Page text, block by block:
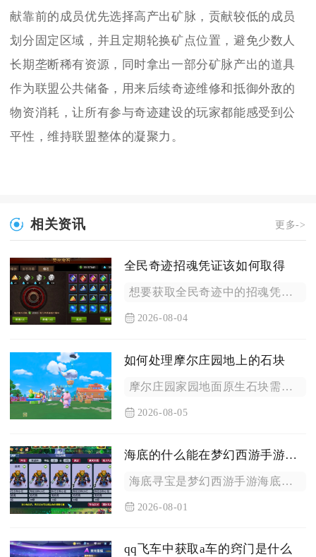
献靠前的成员优先选择高产出矿脉，贡献较低的成员
划分固定区域，并且定期轮换矿点位置，避免少数人
长期垄断稀有资源，同时拿出一部分矿脉产出的道具
作为联盟公共储备，用来后续奇迹维修和抵御外敌的
物资消耗，让所有参与奇迹建设的玩家都能感受到公
平性，维持联盟整体的凝聚力。
相关资讯 更多->
全民奇迹招魂凭证该如何取得
想要获取全民奇迹中的招魂凭证，主要依靠限时主题活动兑换、战盟...
2026-08-04
如何处理摩尔庄园地上的石块
摩尔庄园家园地面原生石块需要装备铁镐敲击清理，铺放的石子路则...
2026-08-05
海底的什么能在梦幻西游手游中最快
海底寻宝是梦幻西游手游海底板块中竞速效率最高的玩法，同海底迷...
2026-08-01
qq飞车中获取a车的窍门是什么